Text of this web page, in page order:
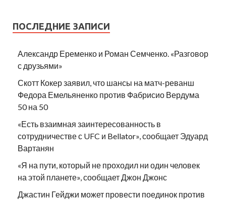
ПОСЛЕДНИЕ ЗАПИСИ
Александр Еременко и Роман Семченко. «Разговор
с друзьями»
Скотт Кокер заявил, что шансы на матч-реванш
Федора Емельяненко против Фабрисио Вердума
50 на 50
«Есть взаимная заинтересованность в
сотрудничестве с UFC и Bellator», сообщает Эдуард
Вартанян
«Я на пути, который не проходил ни один человек
на этой планете», сообщает Джон Джонс
Джастин Гейджи может провести поединок против